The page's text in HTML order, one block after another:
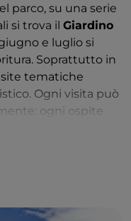
parco, su una serie
si trova il Giardino
e luglio si
Soprattutto in
tematiche
Ogni visita può
ogni ospite
Ogni pianta,
in
osservare